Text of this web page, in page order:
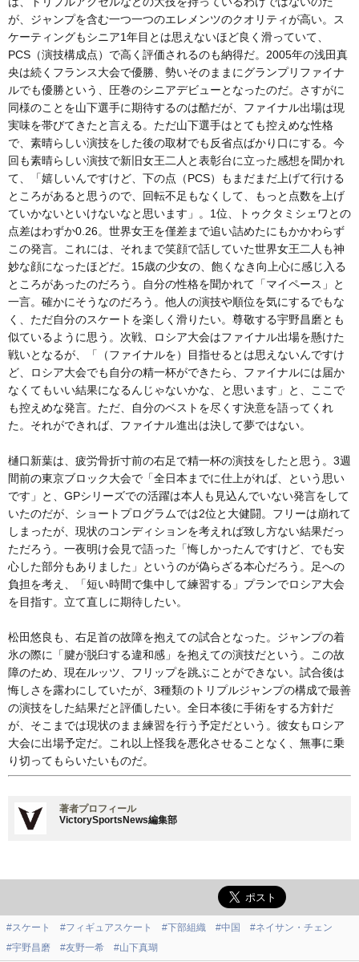
が、ジャンプを含む一つ一つのエレメンツのクオリティが高い。ス
ケーティングもシニア1年目とは思えないほど良く滑っていて、
PCS（演技構成点）で高く評価されるのも納得だ。2005年の浅田真
央は続くフランス大会で優勝、勢いそのままにグランプリファイナ
ルでも優勝という、圧巻のシニアデビューとなったのだ。さすがに
同様のことを山下選手に期待するのは酷だが、ファイナル出場は現
実味を帯びてきたと言える。ただ山下選手はとても控えめな性格
で、素晴らしい演技をした後の取材でも反省点ばかり口にする。今
回も素晴らしい演技で新旧女王二人と表彰台に立った感想を聞かれ
て、「嬉しいんですけど、下の点（PCS）もまだまだ上げて行ける
ところがあると思うので、回転不足もなくして、もっと点数を上げ
ていかないといけないなと思います」。1位、トゥクタミシェワとの
点差はわずか0.26。世界女王を僅差まで追い詰めたにもかかわらず
この発言。これには、それまで笑顔で話していた世界女王二人も神
妙な顔になったほどだ。15歳の少女の、飽くなき向上心に感じ入る
ところがあったのだろう。自分の性格を聞かれて「マイペース」と
一言。確かにそうなのだろう。他人の演技や順位を気にするでもな
く、ただ自分のスケートを楽しく滑りたい。尊敬する宇野昌磨とも
似ているように思う。次戦、ロシア大会はファイナル出場を懸けた
戦いとなるが、「（ファイナルを）目指せるとは思えないんですけ
ど、ロシア大会でも自分の精一杯ができたら、ファイナルには届か
なくてもいい結果になるんじゃないかな、と思います」と、ここで
も控えめな発言。ただ、自分のベストを尽くす決意を語ってくれ
た。それができれば、ファイナル進出は決して夢ではない。
樋口新葉は、疲労骨折寸前の右足で精一杯の演技をしたと思う。3週
間前の東京ブロック大会で「全日本までに仕上がれば、という思い
です」と、GPシリーズでの活躍は本人も見込んでいない発言をして
いたのだが、ショートプログラムでは2位と大健闘。フリーは崩れて
しまったが、現状のコンディションを考えれば致し方ない結果だっ
ただろう。一夜明け会見で語った「悔しかったんですけど、でも安
心した部分もありました」というのが偽らざる本心だろう。足への
負担を考え、「短い時間で集中して練習する」プランでロシア大会
を目指す。立て直しに期待したい。
松田悠良も、右足首の故障を抱えての試合となった。ジャンプの着
氷の際に「腱が脱臼する違和感」を抱えての演技だという。この故
障のため、現在ルッツ、フリップを跳ぶことができない。試合後は
悔しさを露わにしていたが、3種類のトリプルジャンプの構成で最善
の演技をした結果だと評価したい。全日本後に手術をする方針だ
が、そこまでは現状のまま練習を行う予定だという。彼女もロシア
大会に出場予定だ。これ以上怪我を悪化させることなく、無事に乗
り切ってもらいたいものだ。
著者プロフィール
VictorySportsNews編集部
#スケート #フィギュアスケート #下部組織 #中国
#ネイサン・チェン
#宇野昌磨
#友野一希 #山下真瑚